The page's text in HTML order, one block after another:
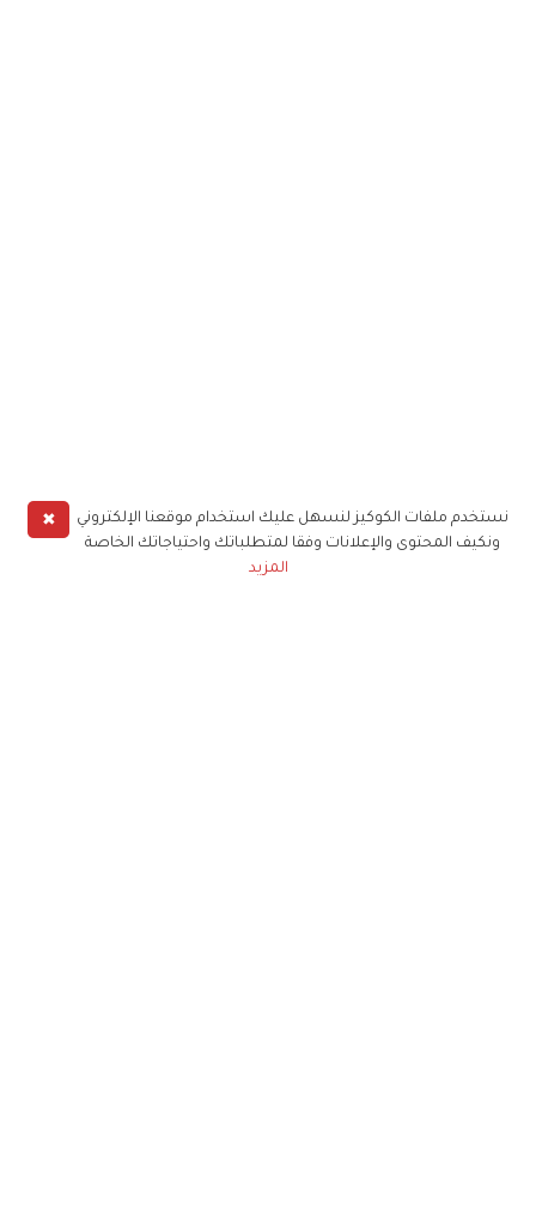
✖
نستخدم ملفات الكوكيز لنسهل عليك استخدام موقعنا الإلكتروني
ونكيف المحتوى والإعلانات وفقا لمتطلباتك واحتياجاتك الخاصة
المزيد